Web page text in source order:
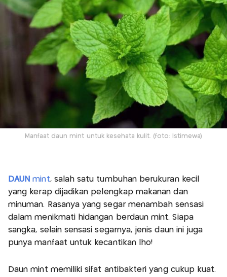
Manfaat daun mint untuk kesehata kulit. (foto: Istimewa)
DAUN mint, salah satu tumbuhan berukuran kecil
yang kerap dijadikan pelengkap makanan dan
minuman. Rasanya yang segar menambah sensasi
dalam menikmati hidangan berdaun mint. Siapa
sangka, selain sensasi segarnya, jenis daun ini juga
punya manfaat untuk kecantikan lho!
Daun mint memiliki sifat antibakteri yang cukup kuat.